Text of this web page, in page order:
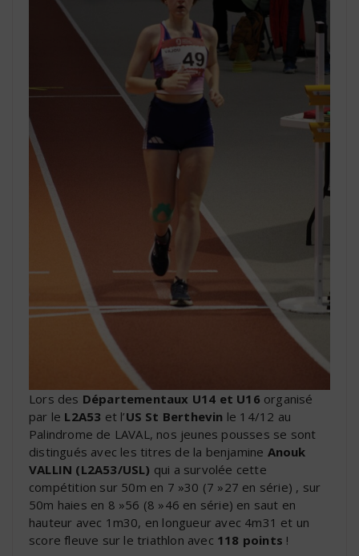
Lors des Départementaux U14 et U16 organisé
par le L2A53 et l’US St Berthevin le 14/12 au
Palindrome de LAVAL, nos jeunes pousses se sont
distingués avec les titres de la benjamine Anouk
VALLIN (L2A53/USL) qui a survolée cette
compétition sur 50m en 7 »30 (7 »27 en série) , sur
50m haies en 8 »56 (8 »46 en série) en saut en
hauteur avec 1m30, en longueur avec 4m31 et un
score fleuve sur le triathlon avec 118 points !